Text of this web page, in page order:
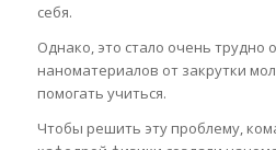
себя.
Однако, это стало очень трудно
наноматериалов от закрутки
помогать учиться.
Чтобы решить эту проблему,